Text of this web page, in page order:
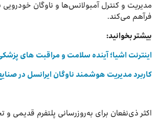
مدیریت و کنترل آمبولانس‌ها و ناوگان خودرویی
فرآهم می‌کند.
بیشتر بخوانید:
اینترنت اشیا؛ آینده سلامت و مراقبت ‌های
کاربرد مدیریت هوشمند ناوگان ایرانسل در
اکثر ذی‌نفعان برای به‌روزرسانی پلتفرم قدیمی